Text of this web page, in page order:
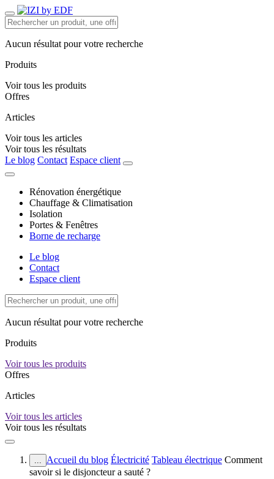
Aucun résultat pour votre recherche
Produits
Voir tous les produits
Offres
Articles
Voir tous les articles
Voir tous les résultats
Le blog Contact Espace client
Rénovation énergétique
Chauffage & Climatisation
Isolation
Portes & Fenêtres
Borne de recharge
Le blog
Contact
Espace client
Aucun résultat pour votre recherche
Produits
Voir tous les produits
Offres
Articles
Voir tous les articles
Voir tous les résultats
... Accueil du blog Électricité Tableau électrique Comment
savoir si le disjoncteur a sauté ?